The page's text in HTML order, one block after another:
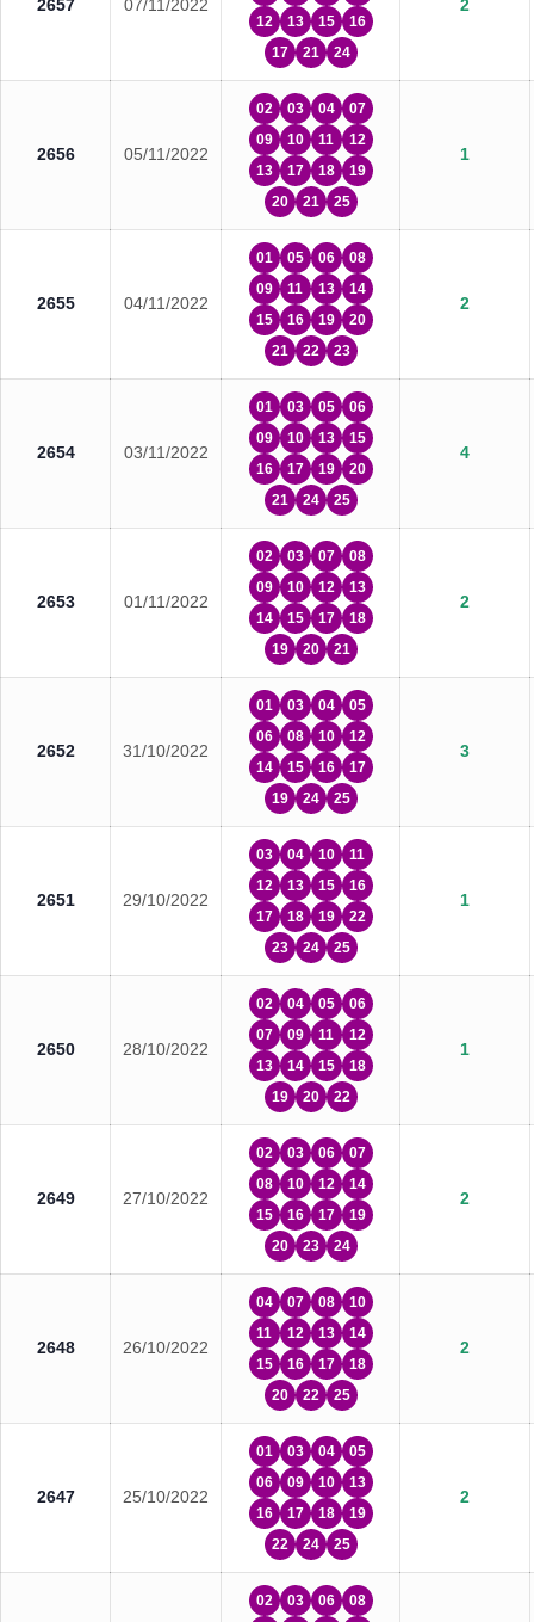
2657 07/11/2022
12 13 15
16
17
21 24
2
2656 05/11/2022
02 03 04
07
09
10 11
12
13
17 18
19
20
21 25
1
2655 04/11/2022
01 05 06
08
09
11 13
14
15
16 19
20
21
22 23
2
2654 03/11/2022
01 03 05
06
09
10 13
15
16
17 19
20
21
24 25
4
2653 01/11/2022
02 03 07
08
09
10 12
13
14
15 17
18
19
20 21
2
2652 31/10/2022
01 03 04
05
06
08 10
12
14
15 16
17
19
24 25
3
2651 29/10/2022
03 04 10
11
12
13 15
16
17
18 19
22
23
24 25
1
2650 28/10/2022
02 04 05
06
07
09 11
12
13
14 15
18
19
20 22
1
2649 27/10/2022
02 03 06
07
08
10 12
14
15
16 17
19
20
23 24
2
2648 26/10/2022
04 07 08
10
11
12 13
14
15
16 17
18
20
22 25
2
2647 25/10/2022
01 03 04
05
06
09 10
13
16
17 18
19
22
24 25
2
02 03 06
08